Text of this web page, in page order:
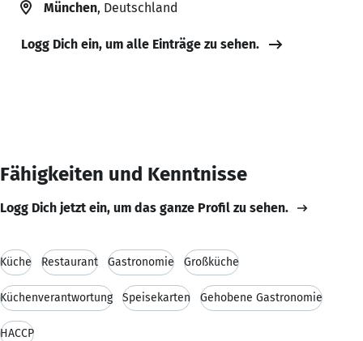
München, Deutschland
Logg Dich ein, um alle Einträge zu sehen.
Fähigkeiten und Kenntnisse
Logg Dich jetzt ein, um das ganze Profil zu sehen.
Küche Restaurant Gastronomie Großküche
Küchenverantwortung Speisekarten Gehobene Gastronomie
HACCP